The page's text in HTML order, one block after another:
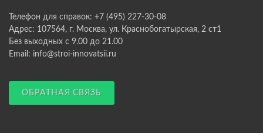
Телефон для справок: +7 (495) 227-30-08
Адрес: 107564, г. Москва, ул. Краснобогатырская, 2 ст1
Без выходных с 9.00 до 21.00
Email: info@stroi-innovatsii.ru
ОБРАТНАЯ СВЯЗЬ